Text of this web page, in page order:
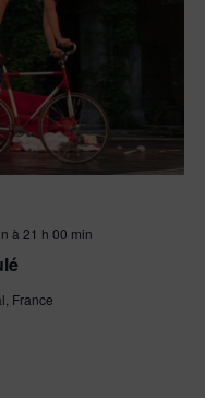
à 21 h 00 min
France